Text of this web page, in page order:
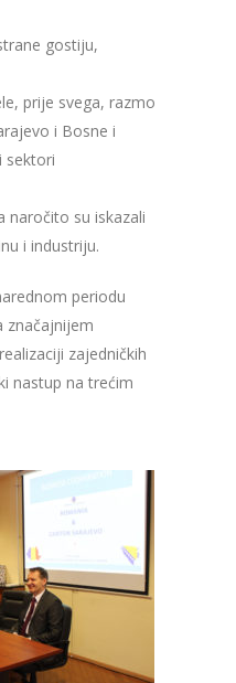
gostiju,
prije svega, razmotriti mogu
i Bosne i
sektori
naročito su iskazali
i industriju.
periodu
značajnijem
zajedničkih
nastup na trećim